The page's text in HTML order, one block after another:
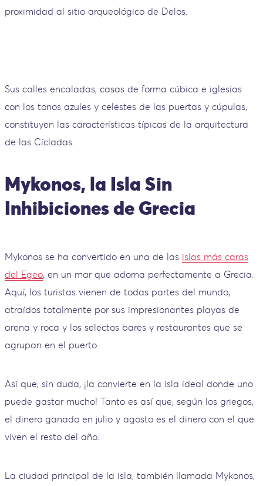
proximidad al sitio arqueológico de Delos.
Sus calles encaladas, casas de forma cúbica e iglesias
con los tonos azules y celestes de las puertas y cúpulas,
constituyen las características típicas de la arquitectura
de las Cícladas.
Mykonos, la Isla Sin
Inhibiciones de Grecia
Mykonos se ha convertido en una de las islas más caras
del Egeo, en un mar que adorna perfectamente a Grecia.
Aquí, los turistas vienen de todas partes del mundo,
atraídos totalmente por sus impresionantes playas de
arena y roca y los selectos bares y restaurantes que se
agrupan en el puerto.
Así que, sin duda, ¡la convierte en la isla ideal donde uno
puede gastar mucho! Tanto es así que, según los griegos,
el dinero ganado en julio y agosto es el dinero con el que
viven el resto del año.
La ciudad principal de la isla, también llamada Mykonos,